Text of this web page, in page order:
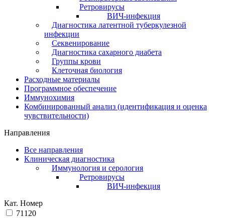
Ретровирусы
ВИЧ-инфекция
Диагностика латентной туберкулезной
инфекции
Секвенирование
Диагностика сахарного диабета
Группы крови
Клеточная биология
Расходные материалы
Программное обеспечение
Иммунохимия
Комбинированный анализ (идентификация и оценка
чувствительности)
Направления
Все направления
Клиническая диагностика
Иммунология и серология
Ретровирусы
ВИЧ-инфекция
Кат. Номер
71120